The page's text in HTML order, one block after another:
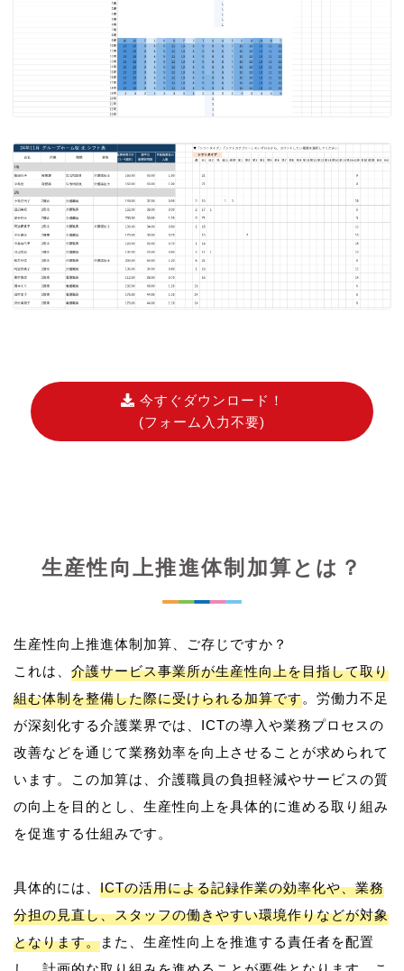
今すぐダウンロード！
(フォーム入力不要)
生産性向上推進体制加算とは？
生産性向上推進体制加算、ご存じですか？
これは、 介護サービス事業所が生産性向上を目指して取り
組む体制を整備した際に受けられる加算です。労働力不足
が深刻化する介護業界では、ICTの導入や業務プロセスの
改善などを通じて業務効率を向上させることが求められて
います。この加算は、介護職員の負担軽減やサービスの質
の向上を目的とし、生産性向上を具体的に進める取り組み
を促進する仕組みです。
具体的には、 ICTの活用による記録作業の効率化や、業務
分担の見直し、スタッフの働きやすい環境作りなどが対象
となります。また、生産性向上を推進する責任者を配置